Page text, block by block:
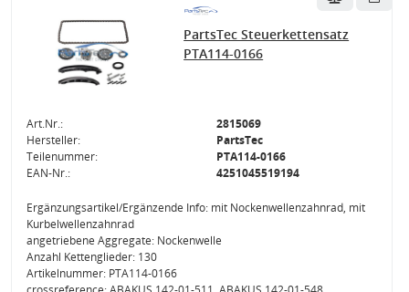
PartsTec Steuerkettensatz
PTA114-0166
Art.Nr.:
2815069
Hersteller:
PartsTec
Teilenummer:
PTA114-0166
EAN-Nr.:
4251045519194
Ergänzungsartikel/Ergänzende Info: mit Nockenwellenzahnrad, mit
Kurbelwellenzahnrad
angetriebene Aggregate: Nockenwelle
Anzahl Kettenglieder: 130
Artikelnummer: PTA114-0166